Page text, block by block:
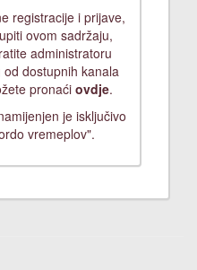
registracije i prijave,
ovom sadržaju,
administratoru
dostupnih kanala
pronaćiovdje.
je isključivo
vremeplov".